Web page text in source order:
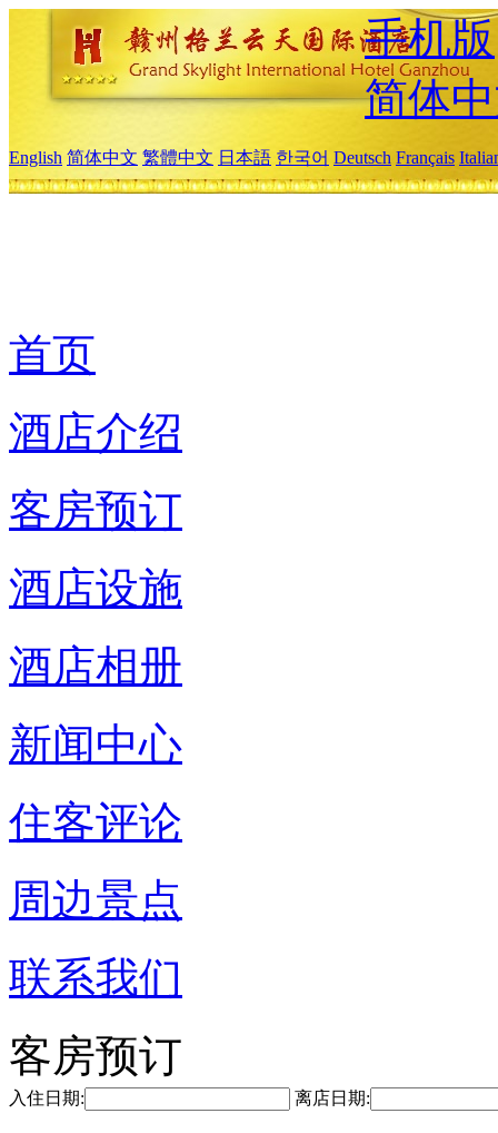
手机版
简体
English 简体中文 繁體中文 日本語 한국어 Deutsch Français
首页
酒店介绍
客房预订
酒店设施
酒店相册
新闻中心
住客评论
周边景点
联系我们
客房预订
入住日期: 离店日期: